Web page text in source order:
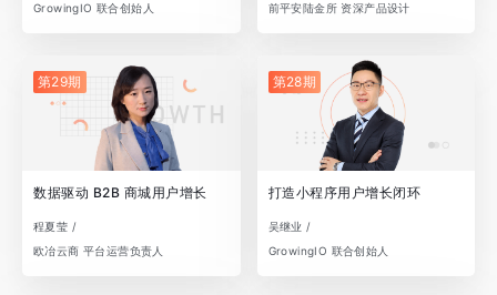
GrowingIO 联合创始人
前平安陆金所 资深产品设计
第29期
数据驱动 B2B 商城用户增长
程夏莹 /
欧冶云商 平台运营负责人
第28期
打造小程序用户增长闭环
吴继业 /
GrowingIO 联合创始人